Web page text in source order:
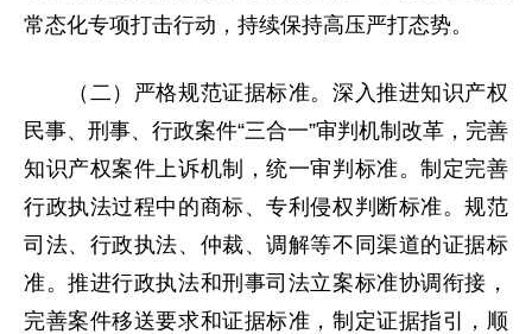
常态化专项打击行动，持续保持高压严打态势。
（二）严格规范证据标准。深入推进知识产权
民事、刑事、行政案件“三合一”审判机制改革，完善
知识产权案件上诉机制，统一审判标准。制定完善
行政执法过程中的商标、专利侵权判断标准。规范
司法、行政执法、仲裁、调解等不同渠道的证据标
准。推进行政执法和刑事司法立案标准协调衔接，
完善案件移送要求和证据标准，制定证据指引，顺